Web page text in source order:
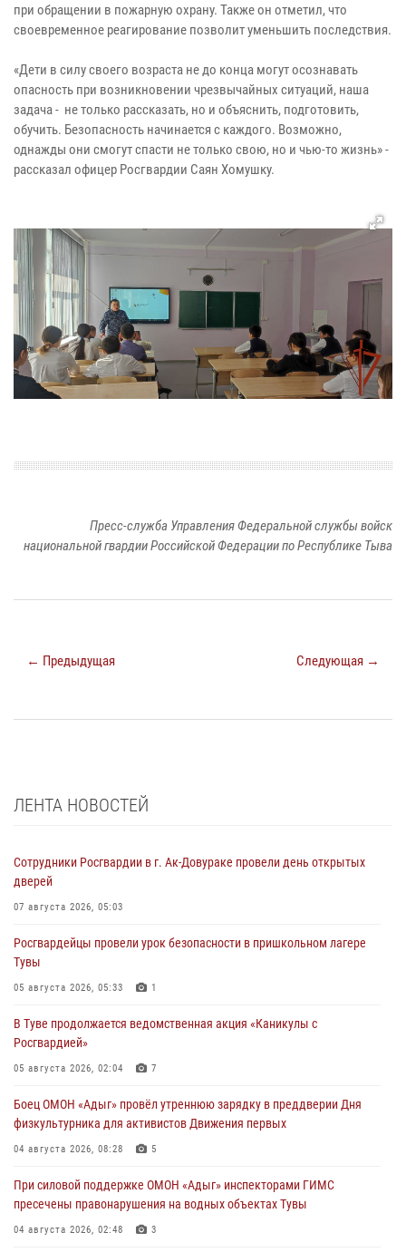
при обращении в пожарную охрану. Также он отметил, что
своевременное реагирование позволит уменьшить последствия.
«Дети в силу своего возраста не до конца могут осознавать
опасность при возникновении чрезвычайных ситуаций, наша
задача - не только рассказать, но и объяснить, подготовить,
обучить. Безопасность начинается с каждого. Возможно,
однажды они смогут спасти не только свою, но и чью-то жизнь» -
рассказал офицер Росгвардии Саян Хомушку.
Пресс-служба Управления Федеральной службы войск
национальной гвардии Российской Федерации по Республике Тыва
← Предыдущая Следующая →
ЛЕНТА НОВОСТЕЙ
Сотрудники Росгвардии в г. Ак-Довураке провели день открытых
дверей
07 августа 2026, 05:03
Росгвардейцы провели урок безопасности в пришкольном лагере
Тувы
05 августа 2026, 05:33 1
В Туве продолжается ведомственная акция «Каникулы с
Росгвардией»
05 августа 2026, 02:04 7
Боец ОМОН «Адыг» провёл утреннюю зарядку в преддверии Дня
физкультурника для активистов Движения первых
04 августа 2026, 08:28 5
При силовой поддержке ОМОН «Адыг» инспекторами ГИМС
пресечены правонарушения на водных объектах Тувы
04 августа 2026, 02:48 3